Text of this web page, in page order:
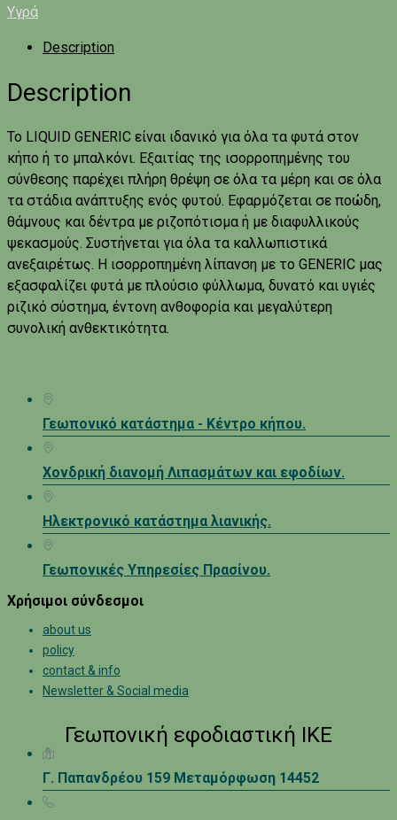
Υγρά
Description
Description
Το LIQUID GENERIC είναι ιδανικό για όλα τα φυτά στον
κήπο ή το μπαλκόνι. Εξαιτίας της ισορροπημένης του
σύνθεσης παρέχει πλήρη θρέψη σε όλα τα μέρη και σε όλα
τα στάδια ανάπτυξης ενός φυτού. Εφαρμόζεται σε ποώδη,
θάμνους και δέντρα με ριζοπότισμα ή με διαφυλλικούς
ψεκασμούς. Συστήνεται για όλα τα καλλωπιστικά
ανεξαιρέτως. Η ισορροπημένη λίπανση με το GENERIC μας
εξασφαλίζει φυτά με πλούσιο φύλλωμα, δυνατό και υγιές
ριζικό σύστημα, έντονη ανθοφορία και μεγαλύτερη
συνολική ανθεκτικότητα.
Γεωπονικό κατάστημα - Κέντρο κήπου.
Χονδρική διανομή Λιπασμάτων και εφοδίων.
Ηλεκτρονικό κατάστημα λιανικής.
Γεωπονικές Υπηρεσίες Πρασίνου.
Χρήσιμοι σύνδεσμοι
about us
policy
contact & info
Newsletter & Social media
Γεωπονική εφοδιαστική ΙΚΕ
Γ. Παπανδρέου 159 Μεταμόρφωση 14452